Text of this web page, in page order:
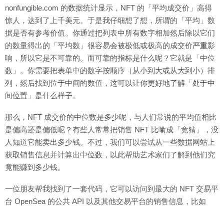
nonfungible.com 的数据统计显示，NFT 的「平均成交价」高得
惊人，达到了上千美元。于是我仔细想了想，所谓的「平均」数
据是否有参考价值。你通过把列表中所有数字相加然后除以它们
的数量得出的「平均数」很容易会被极低或极高的成交价严重影
响，所以它是不可靠的。而可靠的指标是什么呢？它就是「中位
数」。你需要把表单中的数字按顺序（从小到大或从大到小）排
列，然后找到位于中间的数值，这可以让你更好地了解「处于中
间位置」是什么样子。
那么，NFT 成交价的中位数是多少呢，与人们常说的平均值相比
是偏高还是偏低呢？有些人常常把销售 NFT 比喻成「竞猜」，没
人知道它能卖出多少钱。不过，我们可以尝试从一些数据网站上
获取销售信息并计算出中位数，以此帮助艺术家们了解到他们究
竟能赚到多少钱。
一位朋友帮我找到了一套代码，它可以访问到最大的 NFT 交易平
台 OpenSea 的公共 API 以及其他交易平台的销售信息，比如